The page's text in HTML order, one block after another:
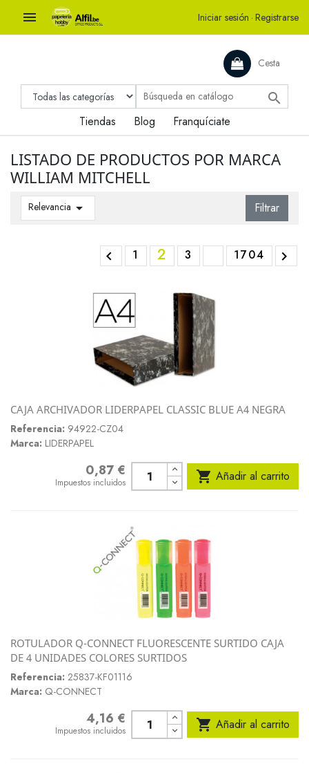
 Iniciar sesión · Registrarse
Cesta

Tiendas Blog Franquíciate
LISTADO DE PRODUCTOS POR MARCA
WILLIAM MITCHELL
Relevancia  Filtrar
 1 2 3 1704 
CAJA ARCHIVADOR LIDERPAPEL CLASSIC BLUE A4 NEGRA
Referencia: 94922-CZ04
Marca: LIDERPAPEL
0,87 €
Impuestos incluidos  Añadir al carrito
ROTULADOR Q-CONNECT FLUORESCENTE SURTIDO CAJA
DE 4 UNIDADES COLORES SURTIDOS
Referencia: 25837-KF01116
Marca: Q-CONNECT
4,16 €
Impuestos incluidos  Añadir al carrito